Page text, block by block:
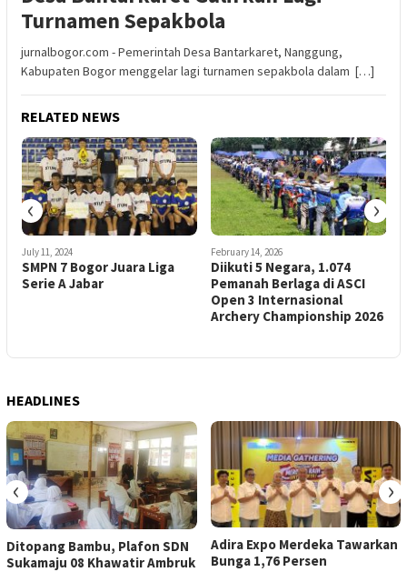
Turnamen Sepakbola
jurnalbogor.com - Pemerintah Desa Bantarkaret, Nanggung,
Kabupaten Bogor menggelar lagi turnamen sepakbola dalam […]
RELATED NEWS
July 11, 2024
SMPN 7 Bogor Juara Liga
Serie A Jabar
February 14, 2026
Diikuti 5 Negara, 1.074
Pemanah Berlaga di ASCI
Open 3 Internasional
Archery Championship 2026
‹ ›
HEADLINES
Ditopang Bambu, Plafon SDN
Sukamaju 08 Khawatir Ambruk
Adira Expo Merdeka Tawarkan
Bunga 1,76 Persen
‹ ›